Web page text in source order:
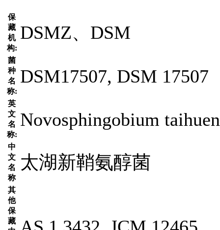
保
藏
机
构:
DSMZ、DSM
菌
种
名
称:
DSM17507, DSM 17507
英
文
名
称:
Novosphingobium
中
文
名
称
太湖新鞘氨醇菌
其
他
保
藏